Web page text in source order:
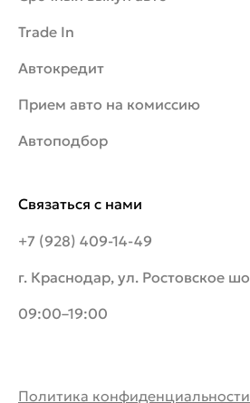
Связаться с нами
+7 (928) 409-14-49
г. Краснодар, ул. Ростовское
09:00–19:00
Trade In
Автокредит
Прием авто на комиссию
Автоподбор
Политика конфиденциальности